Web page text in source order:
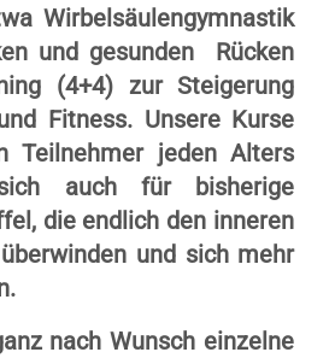
Wirbelsäulengymnastik
und gesunden Rücken
(4+4) zur Steigerung
Fitness. Unsere Kurse
Teilnehmer jeden Alters
auch für bisherige
die endlich den inneren
und sich mehr
nach Wunsch einzelne